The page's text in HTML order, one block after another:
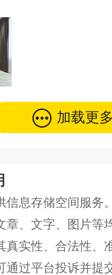
加载更
信息存储空间服务
章、文字、图片等
真实性、合法性、
通过平台投诉并提